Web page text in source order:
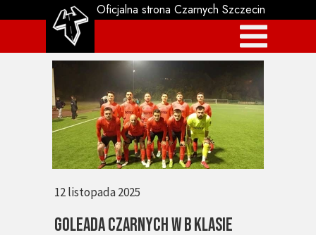
GOLEADA CZARNYCH W B KLASIE
12 listopada 2025
Oficjalna strona Czarnych Szczecin